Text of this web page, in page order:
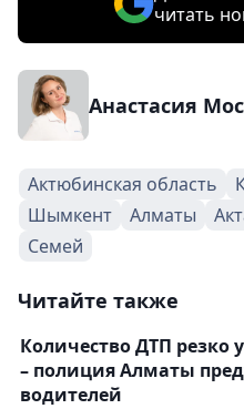
читать
Анастасия
Актюбинская область
Шымкент
Алматы
Семей
Читайте также
Количество ДТП резко
– полиция Алматы
водителей